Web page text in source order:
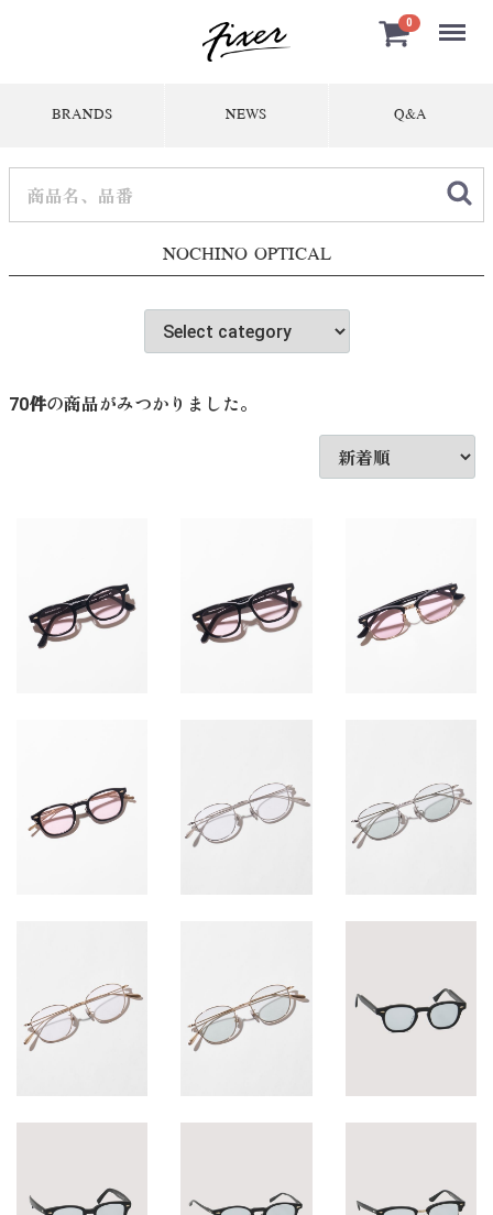
0 Menu
BRANDS NEWS Q&A
NOCHINO OPTICAL
70件の商品がみつかりました。